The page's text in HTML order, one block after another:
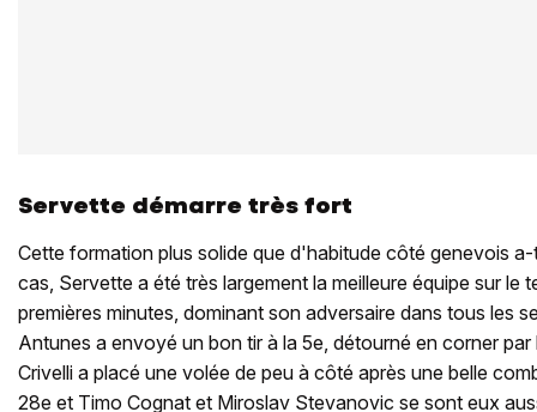
Servette démarre très fort
Cette formation plus solide que d'habitude côté genevois
cas, Servette a été très largement la meilleure équipe sur le
premières minutes, dominant son adversaire dans tous les
Antunes a envoyé un bon tir à la 5e, détourné en corner
Crivelli a placé une volée de peu à côté après une belle
28e et Timo Cognat et Miroslav Stevanovic se sont eux